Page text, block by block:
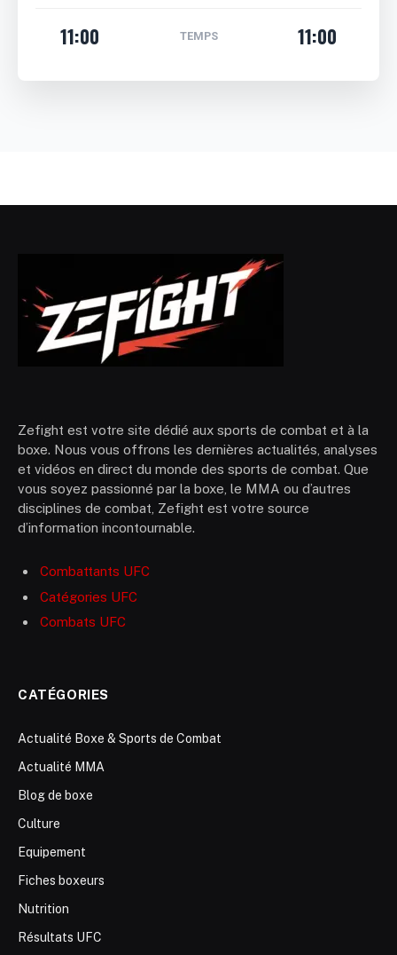
11:00
TEMPS 11:00
Zefight est votre site dédié aux sports de combat et à la
boxe. Nous vous offrons les dernières actualités, analyses
et vidéos en direct du monde des sports de combat. Que
vous soyez passionné par la boxe, le MMA ou d’autres
disciplines de combat, Zefight est votre source
d’information incontournable.
Combattants UFC
Catégories UFC
Combats UFC
CATÉGORIES
Actualité Boxe & Sports de Combat
Actualité MMA
Blog de boxe
Culture
Equipement
Fiches boxeurs
Nutrition
Résultats UFC